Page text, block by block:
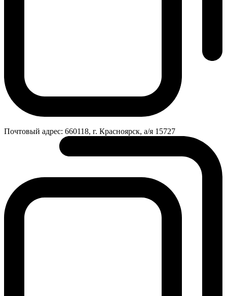
Почтовый адрес: 660118, г. Красноярск, а/я 15727